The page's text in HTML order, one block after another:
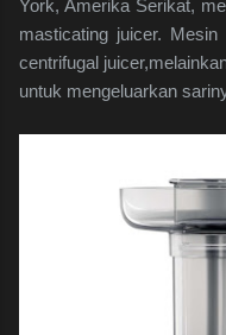
York, Amerika Serikat,
masticating juicer.
centrifugal
untuk mengeluarkan